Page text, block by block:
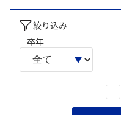
絞り込み
卒年